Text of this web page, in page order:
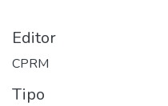
Editor
CPRM
Tipo